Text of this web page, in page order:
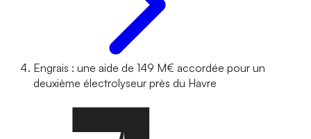
Engrais : une aide de 149 M€ accordée pour un
deuxième électrolyseur près du Havre